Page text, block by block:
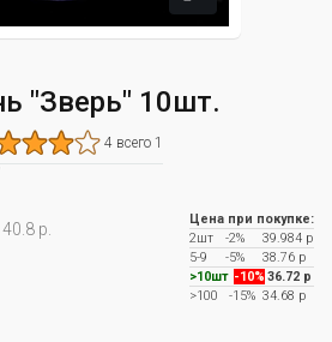
"Зверь" 10шт.
4 всего 1
40.8 р.
Цена при покупке:
2шт
-2%
39.984 р
5-9
-5%
38.76 р
>10шт -10% 36.72 р
>100
-15% 34.68 р